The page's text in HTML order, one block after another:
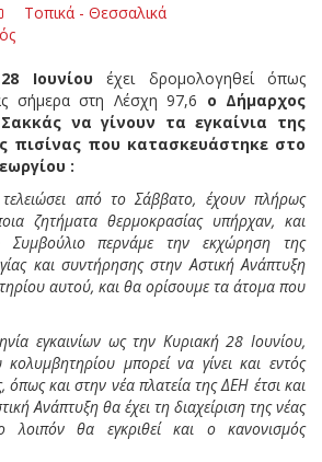
Τοπικά - Θεσσαλικά
Ιουνίου έχει δρομολογηθεί όπως
σήμερα στη Λέσχη 97,6 ο Δήμαρχος
να γίνουν τα εγκαίνια της
πισίνας που κατασκευάστηκε στο
:
από το Σάββατο, έχουν πλήρως
ζητήματα θερμοκρασίας υπήρχαν, και
Συμβούλιο περνάμε την εκχώρηση της
και συντήρησης στην Αστική Ανάπτυξη
αυτού, και θα ορίσουμε τα άτομα που
εγκαινίων ως την Κυριακή 28 Ιουνίου,
μπορεί να γίνει και εντός
και στην νέα πλατεία της ΔΕΗ έτσι και
Ανάπτυξη θα έχει τη διαχείριση της νέας
λοιπόν θα εγκριθεί και ο κανονισμός